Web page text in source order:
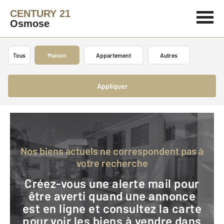
CENTURY 21
Osmose
Tous Maison Appartement Autres
Appliquer
Nos biens actuels ne correspondent pas à
votre recherche
Créez-vous une alerte mail pour
être averti quand une annonce
est en ligne et consultez la carte
pour voir les biens à vendre dans